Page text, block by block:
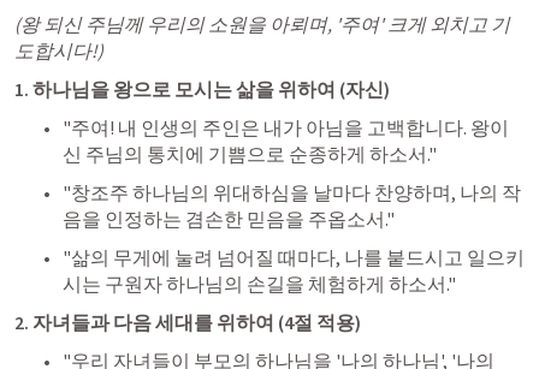
(왕 되신 주님께 우리의 소원을 아뢰며, '주여' 크게 외치고 기
도합시다!)
1. 하나님을 왕으로 모시는 삶을 위하여 (자신)
"주여! 내 인생의 주인은 내가 아님을 고백합니다. 왕이
신 주님의 통치에 기쁨으로 순종하게 하소서."
"창조주 하나님의 위대하심을 날마다 찬양하며, 나의 작
음을 인정하는 겸손한 믿음을 주옵소서."
"삶의 무게에 눌려 넘어질 때마다, 나를 붙드시고 일으키
시는 구원자 하나님의 손길을 체험하게 하소서."
2. 자녀들과 다음 세대를 위하여 (4절 적용)
"우리 자녀들이 부모의 하나님을 '나의 하나님', '나의